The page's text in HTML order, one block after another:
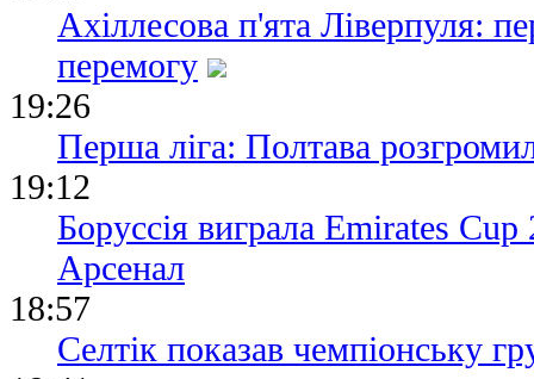
Ахіллесова п'ята Ліверпуля:
перемогу
19:26
Перша ліга: Полтава
19:12
Боруссія виграла Emirates
Арсенал
18:57
Селтік показав чемпіонську